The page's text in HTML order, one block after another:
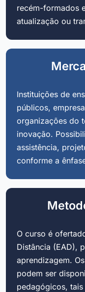
recém-formados
atualização ou
Instituições de
públicos,
organizações do
inovação.
assistência,
conforme a
O curso é
Distância (EAD),
aprendizagem.
podem ser
pedagógicos,